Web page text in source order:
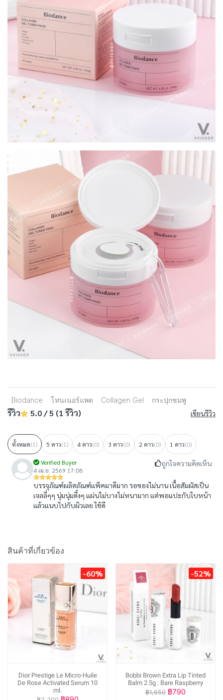
Biodance โทนเนอร์แพด Collagen Gel กระปุกชมพู
รีวิว 5.0 / 5 (1 รีวิว) เขียนรีวิว
ทั้งหมด(1) 5 ดาว(1) 4 ดาว(0) 3 ดาว(0) 2 ดาว(0) 1 ดาว(0)
Verified Buyer
4 เม.ย. 2569 17:08
บรรจุภัณฑ์ผลิตภัณฑ์แพ็คมาดีมาก รอของไม่นาน เนื้อสัมผัสเป็น
เจลลี่ๆๆ นุ่มนุ่มดึ๋งๆ แผ่นไม่บางไม่หนามาก แต่พอแปะกับใบหน้า
แล้วแนบไปกับผิวเลย ใช้ดี
ถูกใจความคิดเห็น
สินค้าที่เกี่ยวข้อง
-60%
Dior Prestige Le Micro-Huile
De Rose Activated Serum 10
ml.
-52%
Bobbi Brown Extra Lip Tinted
Balm 2.5g : Bare Raspberry
฿1,650 ฿790